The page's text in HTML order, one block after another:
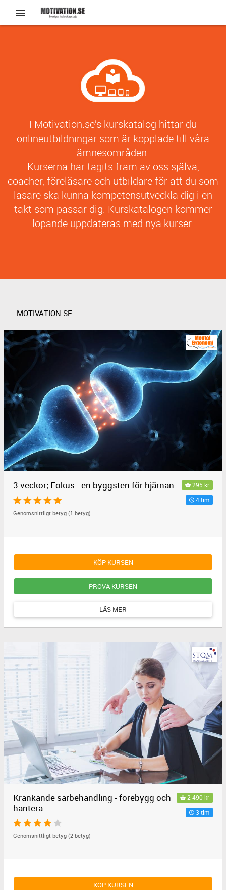
I Motivation.se’s kurskatalog hittar du
onlineutbildningar som är kopplade till våra
ämnesområden.
Kurserna har tagits fram av oss själva,
coacher, föreläsare och utbildare för att du som
läsare ska kunna kompetensutveckla dig i en
takt som passar dig. Kurskatalogen kommer
löpande uppdateras med nya kurser.
MOTIVATION.SE
295 kr
4 tim
3 veckor; Fokus - en byggsten för hjärnan
Genomsnittligt betyg (1 betyg)
KÖP KURSEN
PROVA KURSEN
LÄS MER
2 490 kr
3 tim
Kränkande särbehandling - förebygg och
hantera
Genomsnittligt betyg (2 betyg)
KÖP KURSEN